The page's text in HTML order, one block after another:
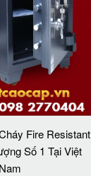
Fire Resistant
Số 1 Tại Việt
Nam